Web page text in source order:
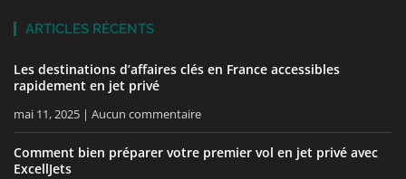
ARTICLES RÉCENTS
Les destinations d’affaires clés en France accessibles
rapidement en jet privé
mai 11, 2025 Aucun commentaire
Comment bien préparer votre premier vol en jet privé avec
ExcellJets